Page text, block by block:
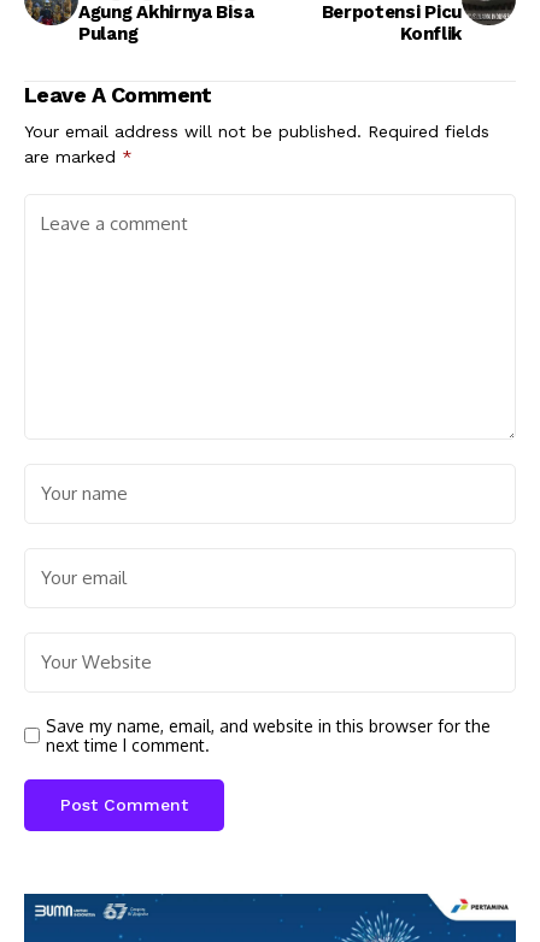
Agung Akhirnya Bisa
Pulang
Berpotensi Picu
Konflik
Leave A Comment
Your email address will not be published. Required fields
are marked *
Save my name, email, and website in this browser for the
next time I comment.